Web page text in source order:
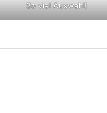
So viel Auswahl!